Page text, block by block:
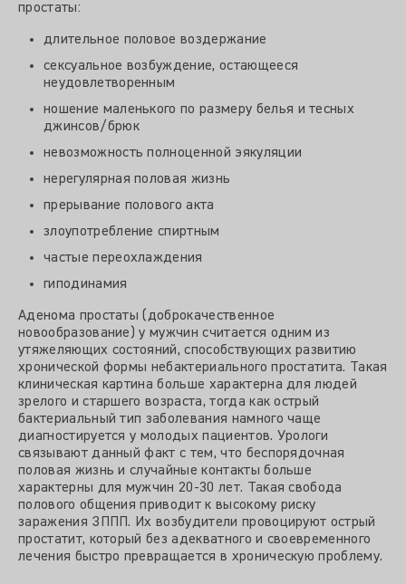
простаты:
длительное половое воздержание
сексуальное возбуждение, остающееся
неудовлетворенным
ношение маленького по размеру белья и тесных
джинсов/брюк
невозможность полноценной эякуляции
нерегулярная половая жизнь
прерывание полового акта
злоупотребление спиртным
частые переохлаждения
гиподинамия
Аденома простаты (доброкачественное
новообразование) у мужчин считается одним из
утяжеляющих состояний, способствующих развитию
хронической формы небактериального простатита. Такая
клиническая картина больше характерна для людей
зрелого и старшего возраста, тогда как острый
бактериальный тип заболевания намного чаще
диагностируется у молодых пациентов. Урологи
связывают данный факт с тем, что беспорядочная
половая жизнь и случайные контакты больше
характерны для мужчин 20-30 лет. Такая свобода
полового общения приводит к высокому риску
заражения ЗППП. Их возбудители провоцируют острый
простатит, который без адекватного и своевременного
лечения быстро превращается в хроническую проблему.